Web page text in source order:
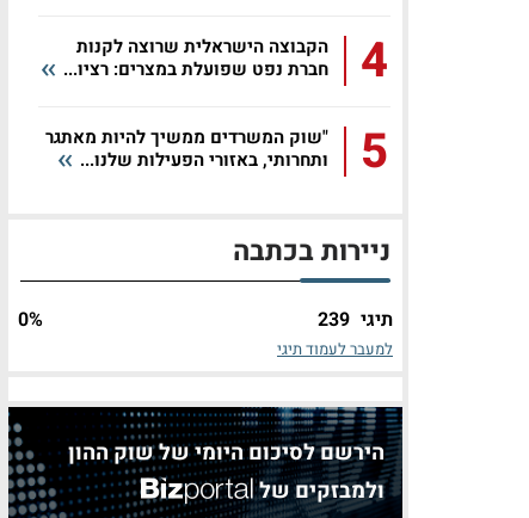
4
הקבוצה הישראלית שרוצה לקנות
חברת נפט שפועלת במצרים: רציו...
5
"שוק המשרדים ממשיך להיות מאתגר
ותחרותי, באזורי הפעילות שלנו...
ניירות בכתבה
תיגי 239
0%
למעבר לעמוד תיגי
הירשם לסיכום היומי של שוק ההון
ולמבזקים של